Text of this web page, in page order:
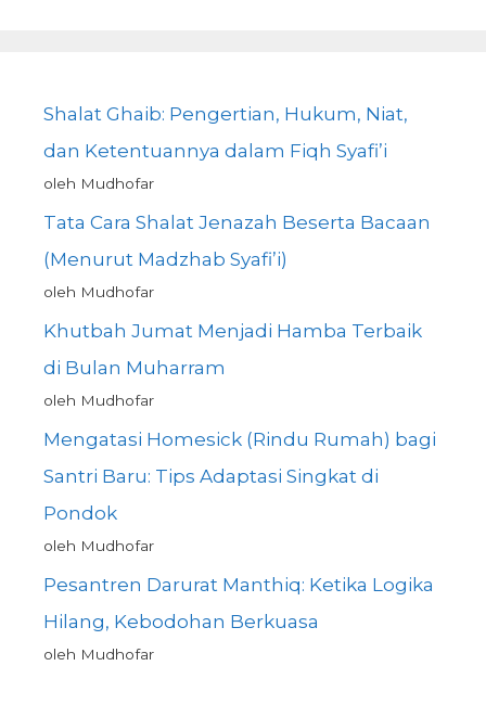
Shalat Ghaib: Pengertian, Hukum, Niat,
dan Ketentuannya dalam Fiqh Syafi’i
oleh Mudhofar
Tata Cara Shalat Jenazah Beserta Bacaan
(Menurut Madzhab Syafi’i)
oleh Mudhofar
Khutbah Jumat Menjadi Hamba Terbaik
di Bulan Muharram
oleh Mudhofar
Mengatasi Homesick (Rindu Rumah) bagi
Santri Baru: Tips Adaptasi Singkat di
Pondok
oleh Mudhofar
Pesantren Darurat Manthiq: Ketika Logika
Hilang, Kebodohan Berkuasa
oleh Mudhofar